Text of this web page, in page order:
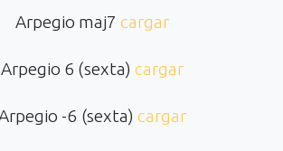
Arpegio maj7cargar
Arpegio 6 (sexta) cargar
-6 (sexta) cargar